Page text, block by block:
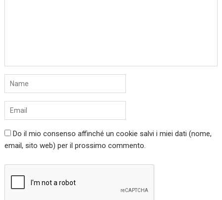
Do il mio consenso affinché un cookie salvi i miei dati (nome,
email, sito web) per il prossimo commento.